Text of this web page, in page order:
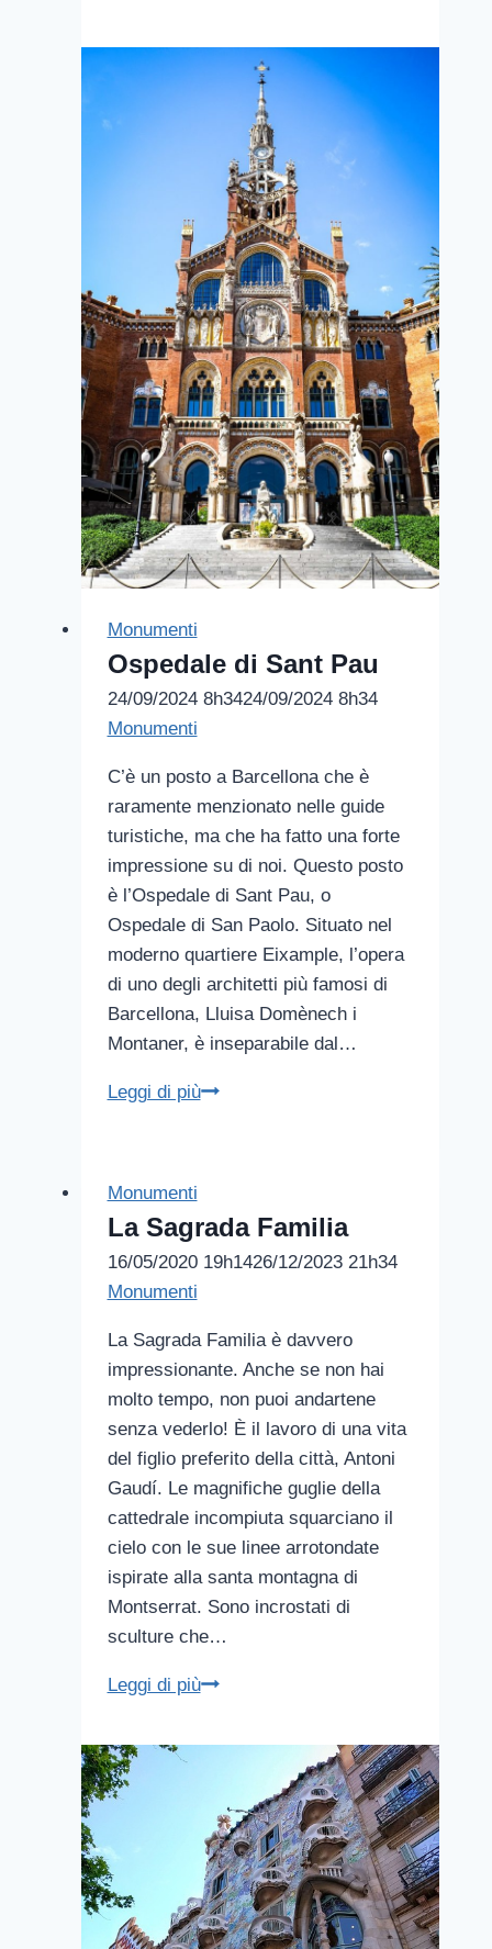
Colombo
Monumenti
Ospedale di Sant Pau
24/09/2024 8h3424/09/2024 8h34
Monumenti
C’è un posto a Barcellona che è
raramente menzionato nelle guide
turistiche, ma che ha fatto una forte
impressione su di noi. Questo posto
è l’Ospedale di Sant Pau, o
Ospedale di San Paolo. Situato nel
moderno quartiere Eixample, l’opera
di uno degli architetti più famosi di
Barcellona, Lluisa Domènech i
Montaner, è inseparabile dal…
Leggi di piùOspedale
Monumenti
La Sagrada Familia
16/05/2020 19h1426/12/2023 21h34
Monumenti
La Sagrada Familia è davvero
impressionante. Anche se non hai
molto tempo, non puoi andartene
senza vederlo! È il lavoro di una vita
del figlio preferito della città, Antoni
Gaudí. Le magnifiche guglie della
cattedrale incompiuta squarciano il
cielo con le sue linee arrotondate
ispirate alla santa montagna di
Montserrat. Sono incrostati di
sculture che…
Leggi di piùLa
Familia